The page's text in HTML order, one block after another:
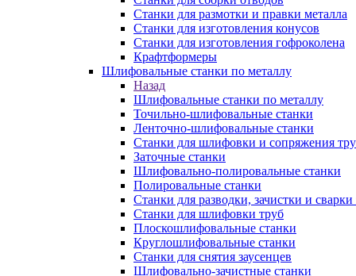
Станки для размотки и правки металла
Станки для изготовления конусов
Станки для изготовления гофроколена
Крафтформеры
Шлифовальные станки по металлу
Назад
Шлифовальные станки по металлу
Точильно-шлифовальные станки
Ленточно-шлифовальные станки
Станки для шлифовки и сопряжения
Заточные станки
Шлифовально-полировальные станки
Полировальные станки
Станки для разводки, зачистки и сварки
Станки для шлифовки труб
Плоскошлифовальные станки
Круглошлифовальные станки
Станки для снятия заусенцев
Шлифовально-зачистные станки